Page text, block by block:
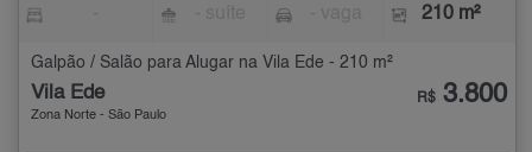
210 m²
Galpão / Salão para Alugar na Vila Ede - 210 m²
Vila Ede
Zona Norte - São Paulo
R$ 3.800